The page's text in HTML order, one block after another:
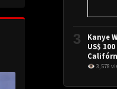
3
Kanye
US$
👁 3,578